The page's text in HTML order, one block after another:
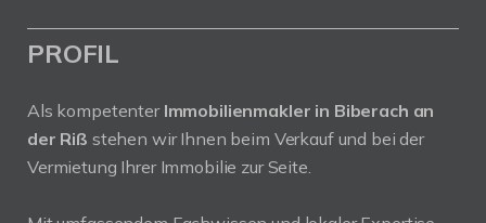
PROFIL
Als kompetenter Immobilienmakler in Biberach an
der Riß stehen wir Ihnen beim Verkauf und bei der
Vermietung Ihrer Immobilie zur Seite.